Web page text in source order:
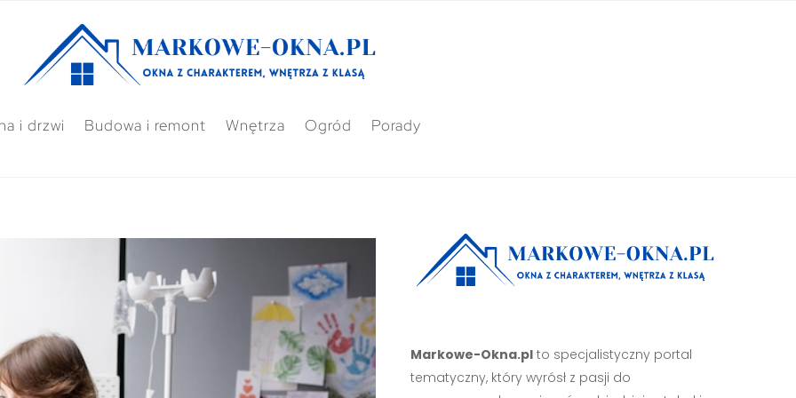
i drzwi Budowa i remont Wnętrza Ogród Porady
Markowe-Okna.plto specjalistyczny portal
tematyczny, który wyrósł z pasji do